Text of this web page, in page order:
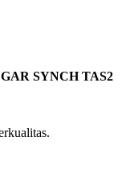
SYNCH TAS2